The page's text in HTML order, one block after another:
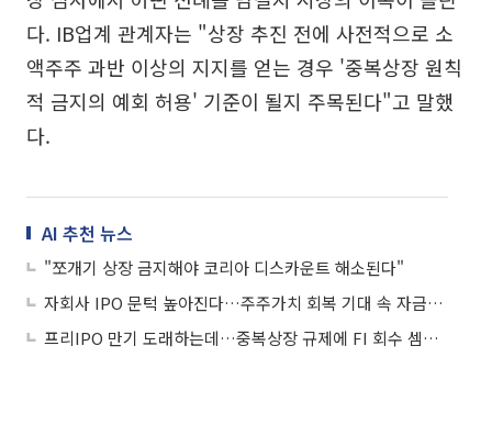
다. IB업계 관계자는 "상장 추진 전에 사전적으로 소
액주주 과반 이상의 지지를 얻는 경우 '중복상장 원칙
적 금지의 예회 허용' 기준이 될지 주목된다"고 말했
다.
AI 추천 뉴스
"쪼개기 상장 금지해야 코리아 디스카운트 해소된다"
자회사 IPO 문턱 높아진다…주주가치 회복 기대 속 자금조달 경고음
프리IPO 만기 도래하는데…중복상장 규제에 FI 회수 셈법 복잡